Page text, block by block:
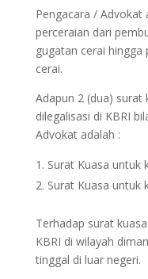
Pengacara / Advokat
perceraian dari
gugatan cerai
cerai.
Adapun 2 (dua) surat
dilegalisasi di KBRI
Advokat adalah :
Surat Kuasa untuk
Surat Kuasa untuk
Terhadap surat
KBRI di wilayah
tinggal di luar negeri.